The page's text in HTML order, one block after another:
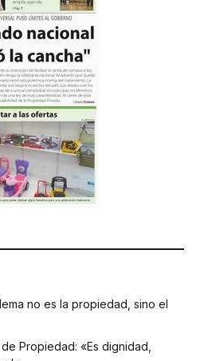
no es la propiedad, sino el
Propiedad: «Es dignidad,